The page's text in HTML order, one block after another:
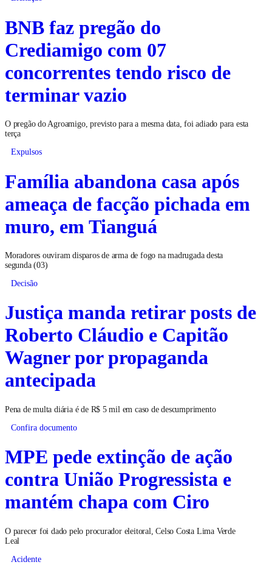
BNB faz pregão do
Crediamigo com 07
concorrentes tendo risco de
terminar vazio
O pregão do Agroamigo, previsto para a mesma data, foi adiado para esta
terça
Expulsos
Família abandona casa após
ameaça de facção pichada em
muro, em Tianguá
Moradores ouviram disparos de arma de fogo na madrugada desta
segunda (03)
Decisão
Justiça manda retirar posts de
Roberto Cláudio e Capitão
Wagner por propaganda
antecipada
Pena de multa diária é de R$ 5 mil em caso de descumprimento
Confira documento
MPE pede extinção de ação
contra União Progressista e
mantém chapa com Ciro
O parecer foi dado pelo procurador eleitoral, Celso Costa Lima Verde
Leal
Acidente